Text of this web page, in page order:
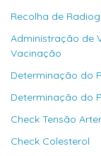
Recolha de
Administração de
Vacinação
Determinação do
Determinação do
Check Tensão
Check Colesterol